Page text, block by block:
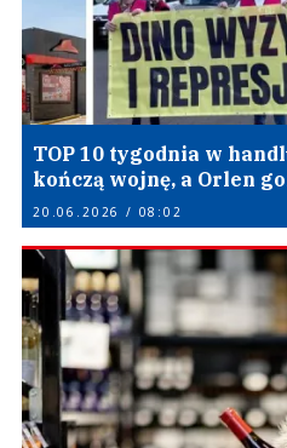
TOP 10 tygodnia w
kończą wojnę, a Orlen
20.06.2026 / 08:02